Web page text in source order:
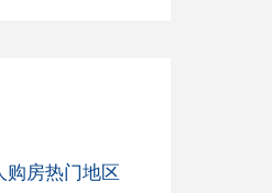
购房热门地区